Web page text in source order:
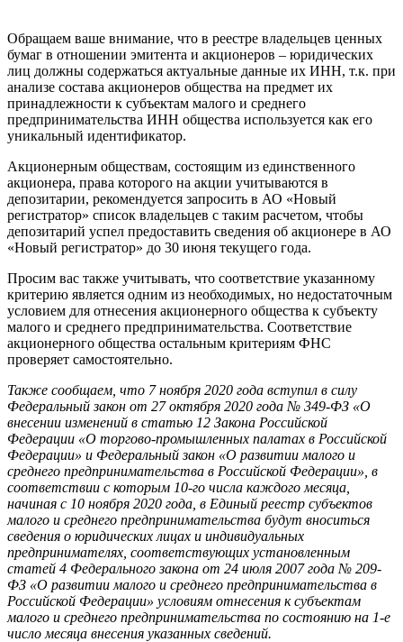
Обращаем ваше внимание, что в реестре владельцев ценных
бумаг в отношении эмитента и акционеров – юридических
лиц должны содержаться актуальные данные их ИНН, т.к. при
анализе состава акционеров общества на предмет их
принадлежности к субъектам малого и среднего
предпринимательства ИНН общества используется как его
уникальный идентификатор.
Акционерным обществам, состоящим из единственного
акционера, права которого на акции учитываются в
депозитарии, рекомендуется запросить в АО «Новый
регистратор» список владельцев с таким расчетом, чтобы
депозитарий успел предоставить сведения об акционере в АО
«Новый регистратор» до 30 июня текущего года.
Просим вас также учитывать, что соответствие указанному
критерию является одним из необходимых, но недостаточным
условием для отнесения акционерного общества к субъекту
малого и среднего предпринимательства. Соответствие
акционерного общества остальным критериям ФНС
проверяет самостоятельно.
Также сообщаем, что 7 ноября 2020 года вступил в силу
Федеральный закон от 27 октября 2020 года № 349-ФЗ «О
внесении изменений в статью 12 Закона Российской
Федерации «О торгово-промышленных палатах в Российской
Федерации» и Федеральный закон «О развитии малого и
среднего предпринимательства в Российской Федерации», в
соответствии с которым 10-го числа каждого месяца,
начиная с 10 ноября 2020 года, в Единый реестр субъектов
малого и среднего предпринимательства будут вноситься
сведения о юридических лицах и индивидуальных
предпринимателях, соответствующих установленным
статей 4 Федерального закона от 24 июля 2007 года № 209-
ФЗ «О развитии малого и среднего предпринимательства в
Российской Федерации» условиям отнесения к субъектам
малого и среднего предпринимательства по состоянию на 1-е
число месяца внесения указанных сведений.